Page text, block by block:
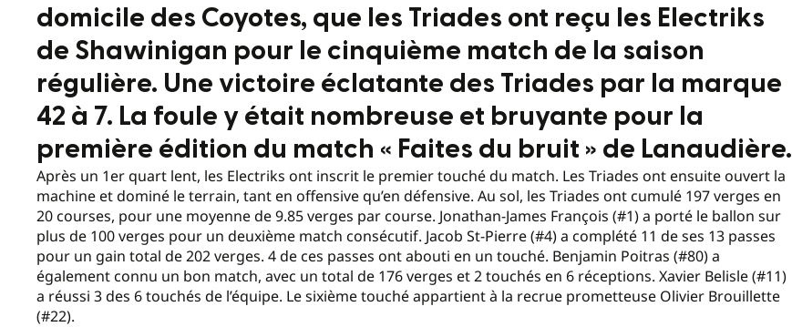
domicile des Coyotes, que les Triades ont reçu les Electriks
de Shawinigan pour le cinquième match de la saison
régulière. Une victoire éclatante des Triades par la marque
42 à 7. La foule y était nombreuse et bruyante pour la
première édition du match « Faites du bruit » de Lanaudière.
Après un 1er quart lent, les Electriks ont inscrit le premier touché du match. Les Triades ont ensuite ouvert la
machine et dominé le terrain, tant en offensive qu’en défensive. Au sol, les Triades ont cumulé 197 verges en
20 courses, pour une moyenne de 9.85 verges par course. Jonathan-James François (#1) a porté le ballon sur
plus de 100 verges pour un deuxième match consécutif. Jacob St-Pierre (#4) a complété 11 de ses 13 passes
pour un gain total de 202 verges. 4 de ces passes ont abouti en un touché. Benjamin Poitras (#80) a
également connu un bon match, avec un total de 176 verges et 2 touchés en 6 réceptions. Xavier Belisle (#11)
a réussi 3 des 6 touchés de l’équipe. Le sixième touché appartient à la recrue prometteuse Olivier Brouillette
(#22).